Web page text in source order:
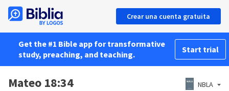
Crear una cuenta gratuita
Get the #1 Bible app for transformative
study, preaching, and teaching.
Start trial
Mateo 18:34 NBLA